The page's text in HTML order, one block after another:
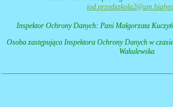
Inspektor Ochrony Danych: Pani Małgorzata
Osoba zastępująca Inspektora Ochrony Danych w
Wakulewska